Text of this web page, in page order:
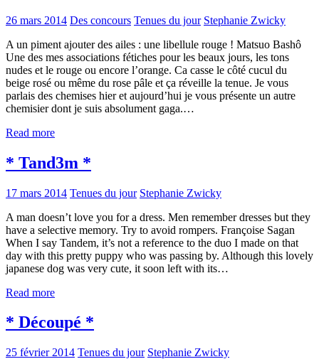
26 mars 2014 Des concours Tenues du jour Stephanie Zwicky
A un piment ajouter des ailes : une libellule rouge ! Matsuo Bashô
Une des mes associations fétiches pour les beaux jours, les tons
nudes et le rouge ou encore l’orange. Ca casse le côté cucul du
beige rosé ou même du rose pâle et ça réveille la tenue. Je vous
parlais des chemises hier et aujourd’hui je vous présente un autre
chemisier dont je suis absolument gaga.…
Read more
* Tand3m *
17 mars 2014 Tenues du jour Stephanie Zwicky
A man doesn’t love you for a dress. Men remember dresses but they
have a selective memory. Try to avoid rompers. Françoise Sagan
When I say Tandem, it’s not a reference to the duo I made on that
day with this pretty puppy who was passing by. Although this lovely
japanese dog was very cute, it soon left with its…
Read more
* Découpé *
25 février 2014 Tenues du jour Stephanie Zwicky